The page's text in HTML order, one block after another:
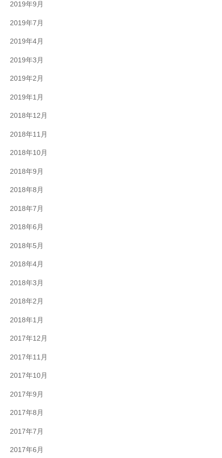
2019年9月
2019年7月
2019年4月
2019年3月
2019年2月
2019年1月
2018年12月
2018年11月
2018年10月
2018年9月
2018年8月
2018年7月
2018年6月
2018年5月
2018年4月
2018年3月
2018年2月
2018年1月
2017年12月
2017年11月
2017年10月
2017年9月
2017年8月
2017年7月
2017年6月